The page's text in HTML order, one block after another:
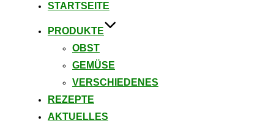
springen
STARTSEITE
PRODUKTE
OBST
GEMÜSE
VERSCHIEDENES
REZEPTE
AKTUELLES